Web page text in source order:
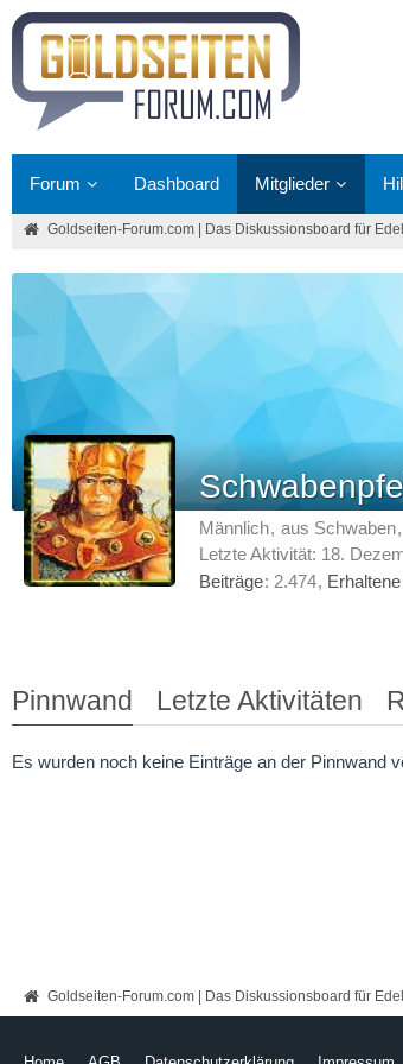
Forum Dashboard Mitglieder
Goldseiten-Forum.com | Das Diskussionsboard für
Goldseiten-Forum.com | Das Diskussionsboard für
Männlich aus Schwaben
Letzte Aktivität: 18.
Beiträge 2.474
Pinnwand Letzte Aktivitäten
Es wurden noch keine Einträge an der Pinnwand